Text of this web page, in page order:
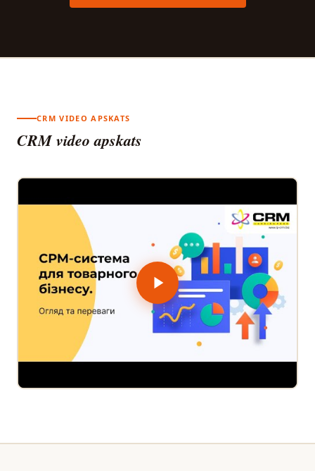
CRM VIDEO APSKATS
CRM video apskats